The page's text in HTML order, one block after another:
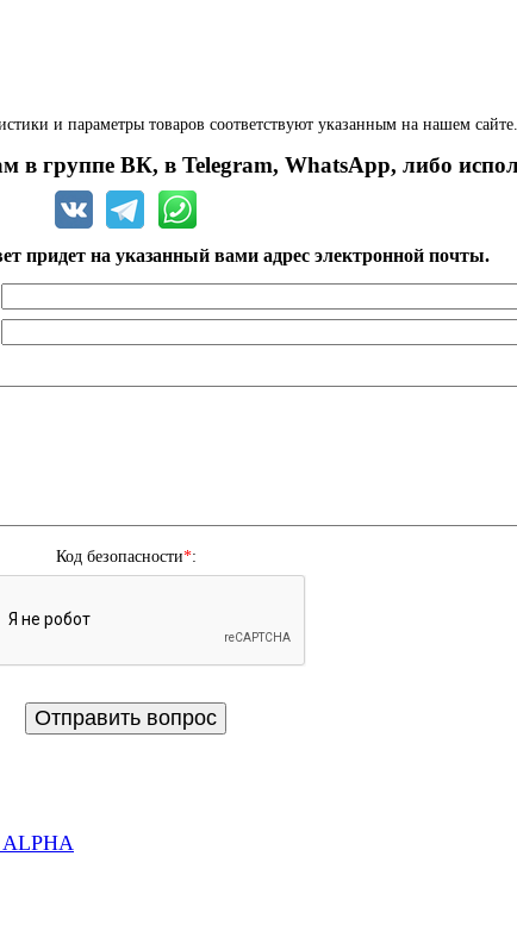
и параметры товаров соответствуют указанным на нашем сайте.
в группе ВК, в Telegram, WhatsApp, либо
придет на указанный вами адрес электронной почты.
Код безопасности*: